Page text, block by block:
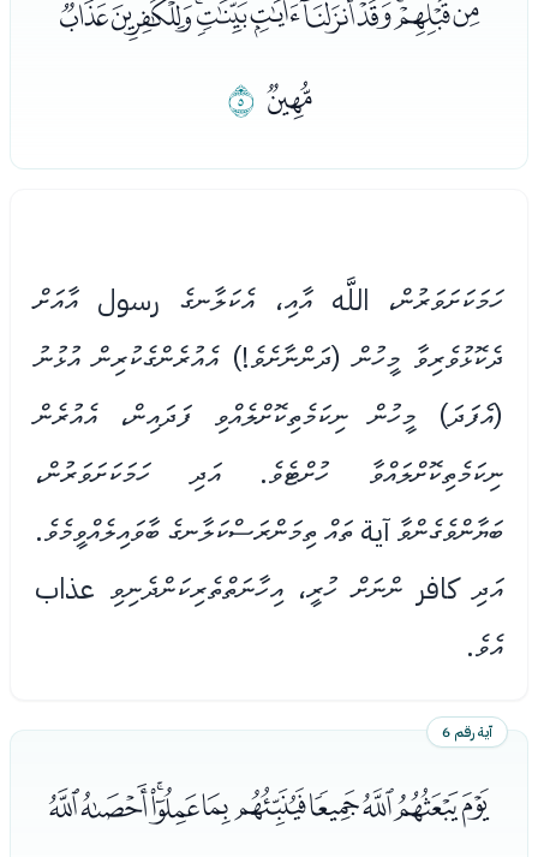
ﯡﯢﯣﯤﯥﯦﯧﯨﯩﯪ
ﯫ ﯬ
ހަމަކަށަވަރުން، اللَّه އާއި، އެކަލާނގެ رسول އާއަށް
ދެކޮޅުވެރިވާ މީހުން (ދަންނާށެވެ!) އެއުރެންގެކުރިން އުޅުނު
(އެފަދަ) މީހުން ނިކަމެތިކޮށްލެއްވި ފަދައިން، އެއުރެން
ނިކަމެތިކޮށްލައްވާ ހުށްޓެވެ. އަދި ހަމަކަށަވަރުން،
ބަޔާންވެގެންވާ آية ތައް ތިމަންރަސްކަލާނގެ ބާވައިލެއްވީމެވެ.
އަދި كافر ންނަށް ހުރީ، އިހާނަތްތެރިކަންދެނިވި عذاب
އެވެ.
آية رقم 6
ﯭﯮﯯﯰﯱﯲﯳﯴﯵﯶ